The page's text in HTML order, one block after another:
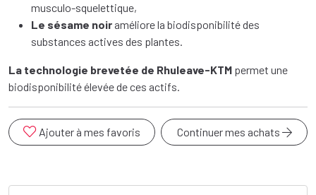
musculo-squelettique,
Le sésame noir améliore la biodisponibilité des
substances actives des plantes.
La technologie brevetée de Rhuleave-KTM permet une
biodisponibilité élevée de ces actifs.
Ajouter à mes favoris Continuer mes achats